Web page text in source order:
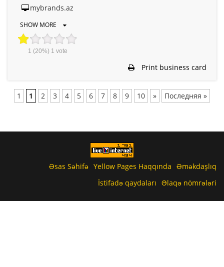
mybrands.az
SHOW MORE
1 (20%) 1 vote
Print business card
1 1 2 3 4 5 6 7 8 9 10 » Последняя »
Əsas Səhifə Yellow Pages Haqqında Əməkdaşlıq
İstifadə qaydaları Əlaqə nömrələri